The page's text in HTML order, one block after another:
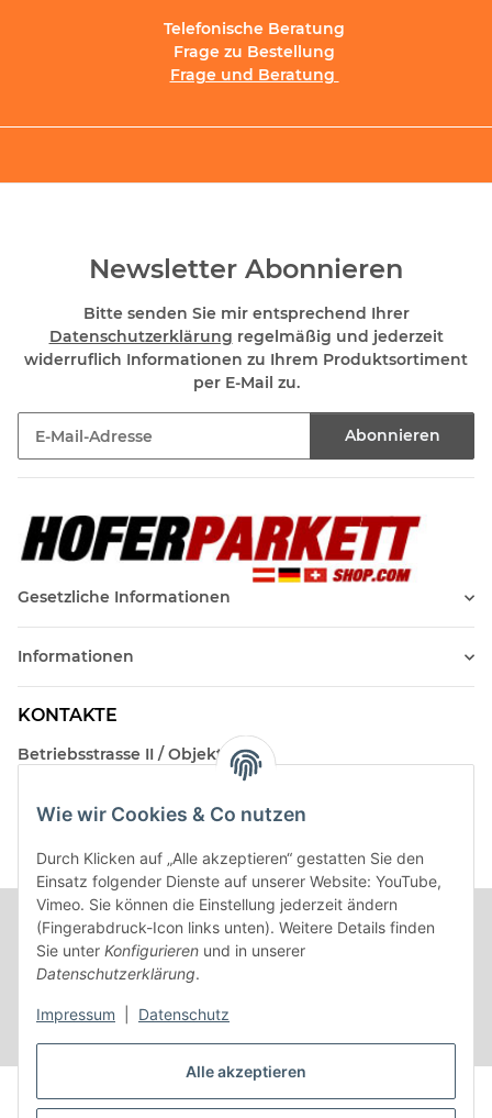
Alle akzeptieren
Wie wir Cookies & Co nutzen
Durch Klicken auf „Alle akzeptieren“ gestatten Sie den
Einsatz folgender Dienste auf unserer Website: YouTube,
Vimeo. Sie können die Einstellung jederzeit ändern
(Fingerabdruck-Icon links unten). Weitere Details finden
Sie unter Konfigurieren und in unserer
Datenschutzerklärung.
Impressum Datenschutz
Telefonische Beratung
Frage zu Bestellung
Frage und Beratung
Newsletter Abonnieren
Bitte senden Sie mir entsprechend Ihrer
Datenschutzerklärung regelmäßig und jederzeit
widerruflich Informationen zu Ihrem Produktsortiment
per E-Mail zu.
Abonnieren
Gesetzliche Informationen
Informationen
KONTAKTE
Betriebsstrasse II / Objekt 17
Kontakt
Vertrag widerrufen